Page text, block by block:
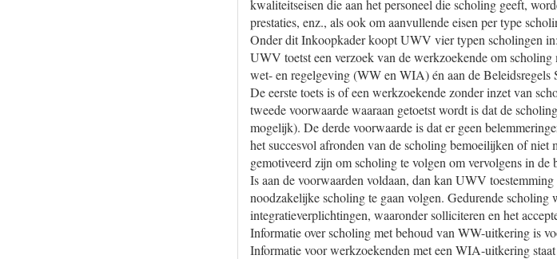
kwaliteitseisen die aan het personeel die scholing geeft,
prestaties, enz., als ook om aanvullende eisen per type
Onder dit Inkoopkader koopt UWV vier typen scholingen in:
UWV toetst een verzoek van de werkzoekende om
wet- en regelgeving (WW en WIA) én aan de Beleidsregels
De eerste toets is of een werkzoekende zonder inzet van
tweede voorwaarde waaraan getoetst wordt is dat de
mogelijk). De derde voorwaarde is dat er geen
het succesvol afronden van de scholing bemoeilijken of
gemotiveerd zijn om scholing te volgen om vervolgens in
Is aan de voorwaarden voldaan, dan kan UWV
noodzakelijke scholing te gaan volgen. Gedurende
integratieverplichtingen, waaronder solliciteren en het
Informatie over scholing met behoud van WW-uitkering is
Informatie voor werkzoekenden met een WIA-uitkering